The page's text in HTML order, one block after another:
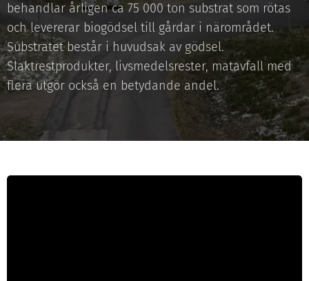
behandlar årligen ca 75 000 ton substrat som rötas
och levererar biogödsel till gårdar i närområdet.
Substratet består i huvudsak av gödsel.
Slaktrestprodukter, livsmedelsrester, matavfall med
flera utgör också en betydande andel.